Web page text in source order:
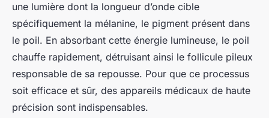
une lumière dont la longueur d’onde cible
spécifiquement la mélanine, le pigment présent dans
le poil. En absorbant cette énergie lumineuse, le poil
chauffe rapidement, détruisant ainsi le follicule pileux
responsable de sa repousse. Pour que ce processus
soit efficace et sûr, des appareils médicaux de haute
précision sont indispensables.